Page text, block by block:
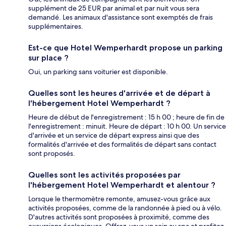
supplément de 25 EUR par animal et par nuit vous sera
demandé. Les animaux d'assistance sont exemptés de frais
supplémentaires.
Est-ce que Hotel Wemperhardt propose un parking
sur place ?
Oui, un parking sans voiturier est disponible.
Quelles sont les heures d'arrivée et de départ à
l'hébergement Hotel Wemperhardt ?
Heure de début de l'enregistrement : 15 h 00 ; heure de fin de
l'enregistrement : minuit. Heure de départ : 10 h 00. Un service
d'arrivée et un service de départ express ainsi que des
formalités d'arrivée et des formalités de départ sans contact
sont proposés.
Quelles sont les activités proposées par
l'hébergement Hotel Wemperhardt et alentour ?
Lorsque le thermomètre remonte, amusez-vous grâce aux
activités proposées, comme de la randonnée à pied ou à vélo.
D'autres activités sont proposées à proximité, comme des